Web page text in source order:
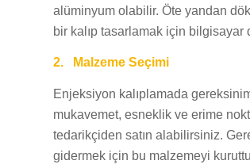
alüminyum olabilir. Öte yandan
bir kalıp tasarlamak için bilgisayar
2. Malzeme Seçimi
Enjeksiyon kalıplamada
mukavemet, esneklik ve erime
tedarikçiden satın alabilirsiniz.
gidermek için bu malzemeyi